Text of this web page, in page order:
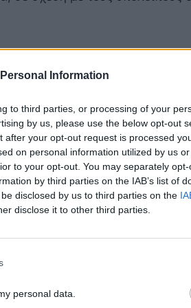
Information
to third parties, or processing of your
by us, please use the below opt-out
after your opt-out request is processed
on personal information utilized by us
to your opt-out. You may separately
by third parties on the IAB’s list of
disclosed by us to third parties on the
disclose it to other third parties.
personal data.
στο Eurobasket 2025
να χαρακτηρίστηκε από τη
Σαμοντούροβ έκανε
ο Γιάννης
επικράτηση της Εθνικής μας